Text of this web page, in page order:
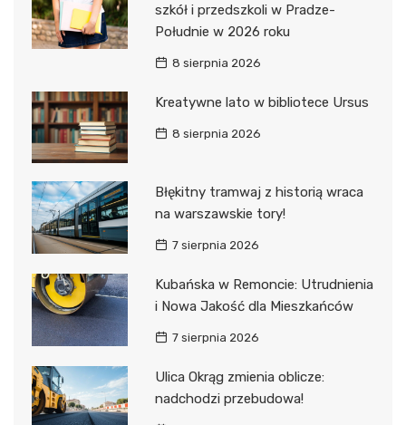
szkół i przedszkoli w Pradze-
Południe w 2026 roku
8 sierpnia 2026
Kreatywne lato w bibliotece Ursus
8 sierpnia 2026
Błękitny tramwaj z historią wraca
na warszawskie tory!
7 sierpnia 2026
Kubańska w Remoncie: Utrudnienia
i Nowa Jakość dla Mieszkańców
7 sierpnia 2026
Ulica Okrąg zmienia oblicze:
nadchodzi przebudowa!